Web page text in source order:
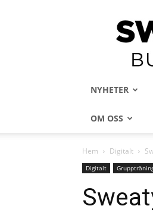
NYHETER
OM OSS
Hem Digitalt
Digitalt